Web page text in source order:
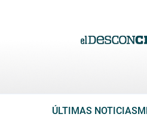
ÚLTIMAS NOTICIAS